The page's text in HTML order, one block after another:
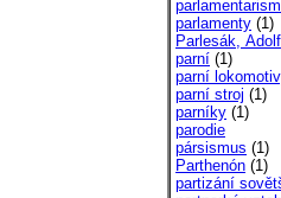
parlamenty (1)
Parlesák, Adolf
parní (1)
parní
parní stroj (1)
parníky (1)
parodie
pársismus (1)
Parthenón (1)
partizání